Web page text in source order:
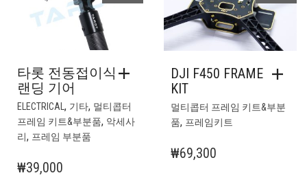
타롯 전동접이식
랜딩 기어
ELECTRICAL, 기타, 멀티콥터
프레임 키트&부분품, 악세사
리, 프레임 부분품
₩39,000
DJI F450 FRAME
KIT
멀티콥터 프레임 키트&부분
품, 프레임키트
₩69,300